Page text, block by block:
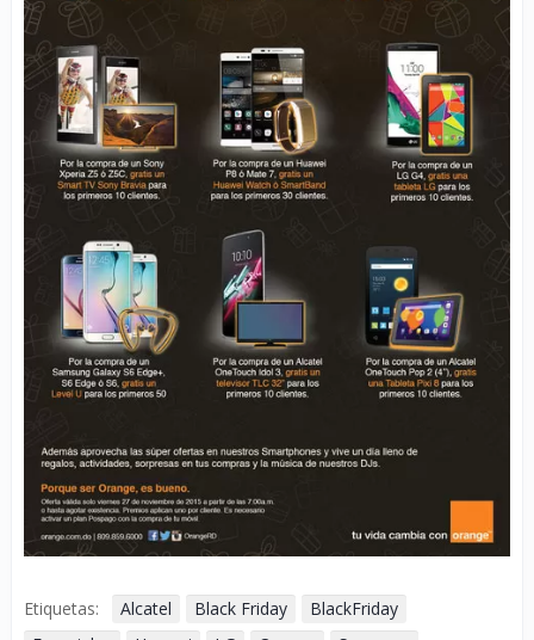
Etiquetas: Alcatel Black Friday
BlackFriday